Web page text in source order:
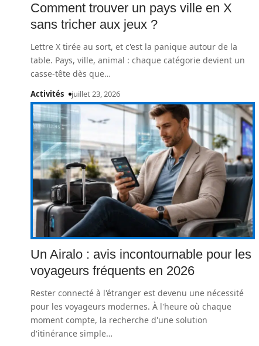
Comment trouver un pays ville en X
sans tricher aux jeux ?
Lettre X tirée au sort, et c'est la panique autour de la
table. Pays, ville, animal : chaque catégorie devient un
casse-tête dès que…
Activités juillet 23, 2026
Un Airalo : avis incontournable pour les
voyageurs fréquents en 2026
Rester connecté à l'étranger est devenu une nécessité
pour les voyageurs modernes. À l'heure où chaque
moment compte, la recherche d'une solution
d'itinérance simple…